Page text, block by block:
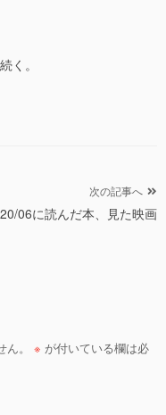
く。
次の記事へ
06に読んだ本、見た映画
。 ※ が付いている欄は必